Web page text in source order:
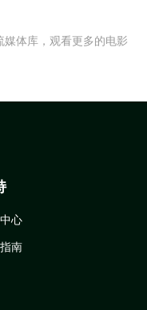
体库，观看更多的电影
心
南